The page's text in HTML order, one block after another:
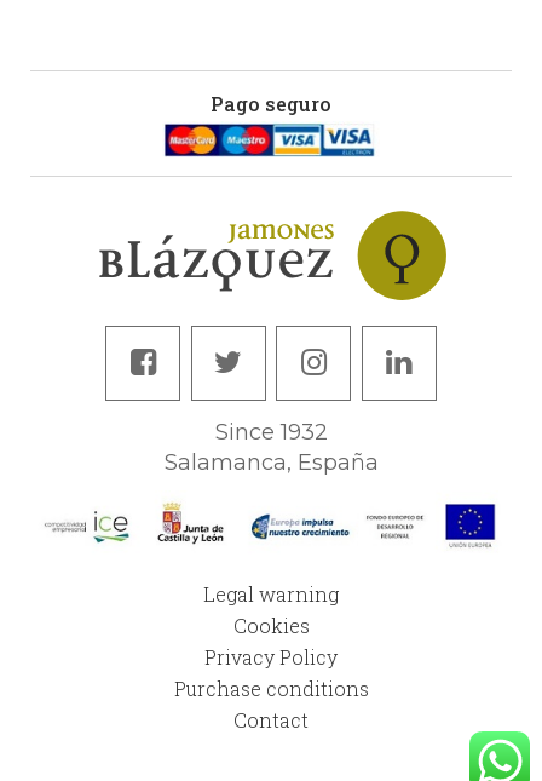
Pago seguro
Since 1932
Salamanca, España
Legal warning
Cookies
Privacy Policy
Purchase conditions
Contact